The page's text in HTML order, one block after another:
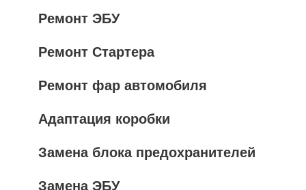
Ремонт ЭБУ
Ремонт Стартера
Ремонт фар автомобиля
Адаптация коробки
Замена блока предохранителей
Замена ЭБУ